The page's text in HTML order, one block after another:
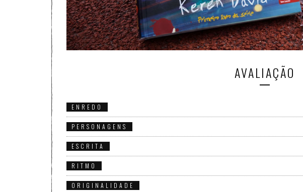
AVALIAÇÃO
ENREDO
PERSONAGENS
ESCRITA
RITMO
ORIGINALIDADE